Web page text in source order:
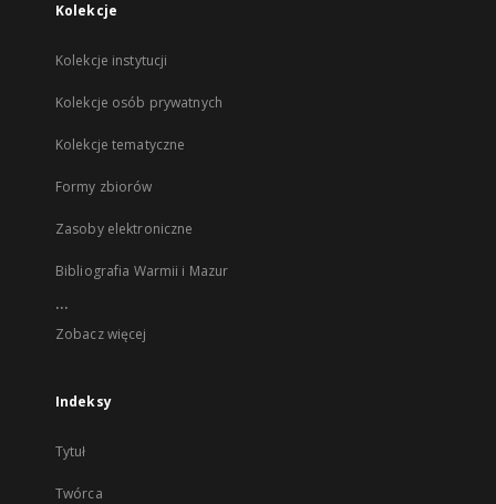
Kolekcje
Kolekcje instytucji
Kolekcje osób prywatnych
Kolekcje tematyczne
Formy zbiorów
Zasoby elektroniczne
Bibliografia Warmii i Mazur
...
Zobacz więcej
Indeksy
Tytuł
Twórca